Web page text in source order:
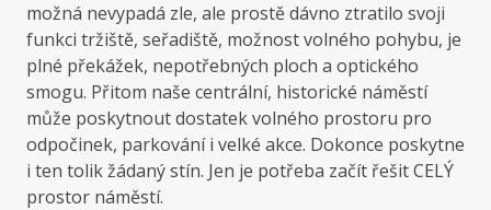
možná nevypadá zle, ale prostě dávno ztratilo svoji
funkci tržiště, seřadiště, možnost volného pohybu, je
plné překážek, nepotřebných ploch a optického
smogu. Přitom naše centrální, historické náměstí
může poskytnout dostatek volného prostoru pro
odpočinek, parkování i velké akce. Dokonce poskytne
i ten tolik žádaný stín. Jen je potřeba začít řešit CELÝ
prostor náměstí.